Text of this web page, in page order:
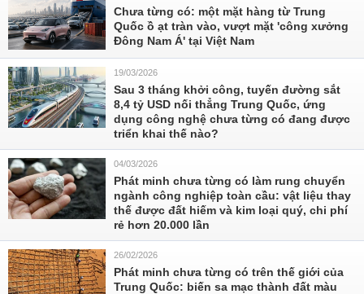
Chưa từng có: một mặt hàng từ Trung
Quốc ồ ạt tràn vào, vượt mặt 'công xưởng
Đông Nam Á' tại Việt Nam
19/03/2026
Sau 3 tháng khởi công, tuyến đường sắt
8,4 tỷ USD nối thẳng Trung Quốc, ứng
dụng công nghệ chưa từng có đang được
triển khai thế nào?
04/03/2026
Phát minh chưa từng có làm rung chuyển
ngành công nghiệp toàn cầu: vật liệu thay
thế được đất hiếm và kim loại quý, chi phí
rẻ hơn 20.000 lần
26/02/2026
Phát minh chưa từng có trên thế giới của
Trung Quốc: biến sa mạc thành đất màu